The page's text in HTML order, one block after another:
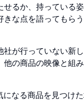
せるか、持っている
きな点を語ってもら
社が行っていない新
他の商品の映像と組
になる商品を見つけ